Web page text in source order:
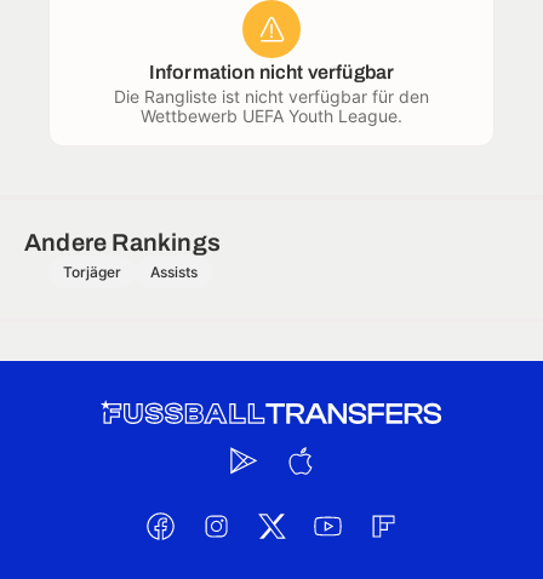
Information nicht verfügbar
Die Rangliste ist nicht verfügbar für den
Wettbewerb UEFA Youth League.
Andere Rankings
Torjäger Assists